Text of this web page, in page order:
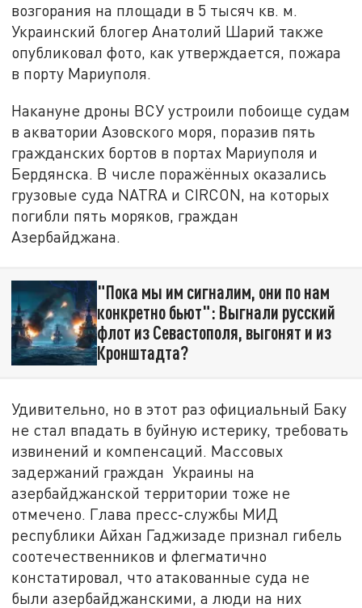
возгорания на площади в 5 тысяч кв. м.
Украинский блогер Анатолий Шарий также
опубликовал фото, как утверждается, пожара
в порту Мариуполя.
Накануне дроны ВСУ устроили побоище судам
в акватории Азовского моря, поразив пять
гражданских бортов в портах Мариуполя и
Бердянска. В числе поражённых оказались
грузовые суда NATRA и CIRCON, на которых
погибли пять моряков, граждан
Азербайджана.
"Пока мы им сигналим, они по нам
конкретно бьют": Выгнали русский
флот из Севастополя, выгонят и из
Кронштадта?
Удивительно, но в этот раз официальный Баку
не стал впадать в буйную истерику, требовать
извинений и компенсаций. Массовых
задержаний граждан Украины на
азербайджанской территории тоже не
отмечено. Глава пресс‑службы МИД
республики Айхан Гаджизаде признал гибель
соотечественников и флегматично
констатировал, что атакованные суда не
были азербайджанскими, а люди на них